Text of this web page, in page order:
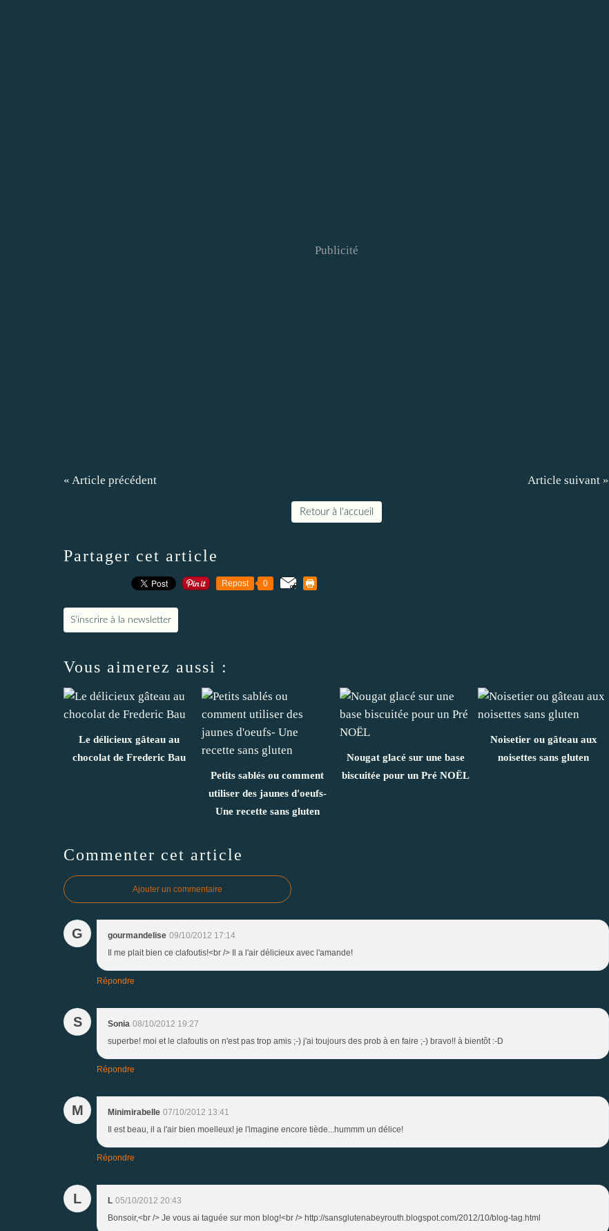
Publicité
« Article précédent Article suivant »
Retour à l'accueil
Partager cet article
Repost 0
S'inscrire à la newsletter
Vous aimerez aussi :
Le délicieux gâteau au
chocolat de Frederic Bau
Petits sablés ou comment
utiliser des jaunes d'oeufs-
Une recette sans gluten
Nougat glacé sur une base
biscuitée pour un Pré NOËL
Noisetier ou gâteau aux
noisettes sans gluten
Commenter cet article
Ajouter un commentaire
G gourmandelise 09/10/2012 17:14
Il me plait bien ce clafoutis!<br /> Il a l'air délicieux avec l'amande!
Répondre
S Sonia 08/10/2012 19:27
superbe! moi et le clafoutis on n'est pas trop amis ;-) j'ai toujours des prob à en faire ;-) bravo!! à bientôt :-D
Répondre
M Minimirabelle 07/10/2012 13:41
Il est beau, il a l'air bien moelleux! je l'imagine encore tiède...hummm un délice!
Répondre
L L 05/10/2012 20:43
Bonsoir,<br /> Je vous ai taguée sur mon blog!<br /> http://sansglutenabeyrouth.blogspot.com/2012/10/blog-tag.html